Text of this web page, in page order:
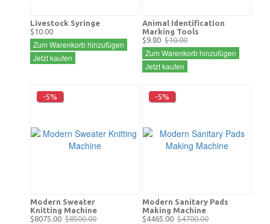
Livestock Syringe
$10.00
Zum Warenkorb hinzufügen
Jetzt kaufen
Animal Identification
Marking Tools
$9.80 $10.00
Zum Warenkorb hinzufügen
Jetzt kaufen
-5%
Modern Sweater
Knitting Machine
$8075.00 $8500.00
-5%
Modern Sanitary Pads
Making Machine
$4465.00 $4700.00